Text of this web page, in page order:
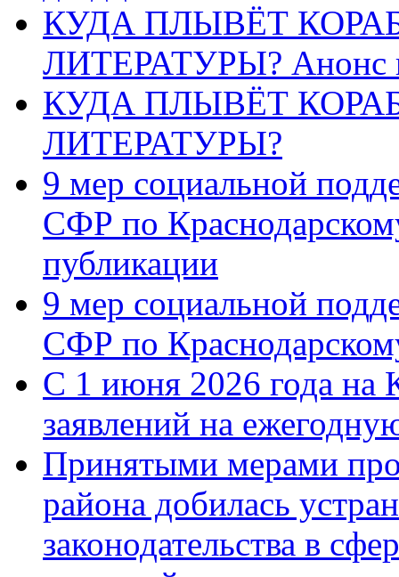
КУДА ПЛЫВЁТ
ЛИТЕРАТУРЫ? Анонс
КУДА ПЛЫВЁТ
ЛИТЕРАТУРЫ?
9 мер социальной
СФР по
публикации
9 мер социальной
СФР по
С 1 июня 2026 года на
заявлений на
Принятыми мерами
района добилась
законодательства в